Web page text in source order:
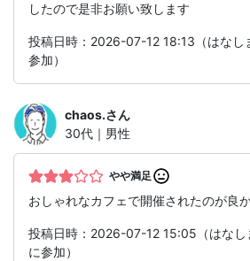
したので是非お願い致します
投稿日時：2026-07-12 18:13（はなし
参加）
chaos.さん
30代｜男性
やや満足
おしゃれなカフェで開催されたのが良
投稿日時：2026-07-12 15:05（はなし
に参加）